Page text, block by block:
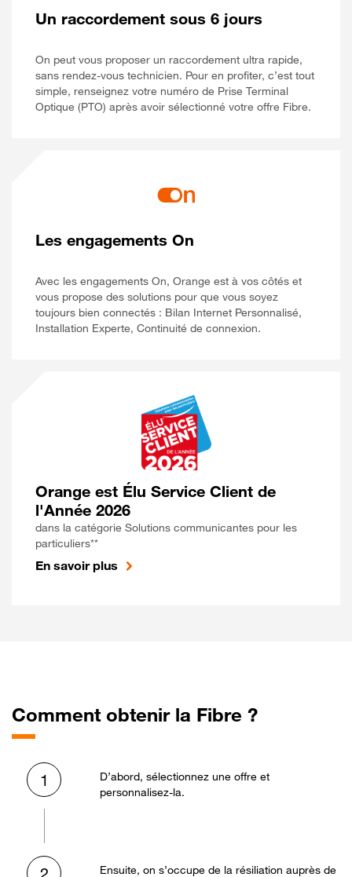
Un raccordement sous 6 jours
On peut vous proposer un raccordement ultra rapide,
sans rendez-vous technicien. Pour en profiter, c’est tout
simple, renseignez votre numéro de Prise Terminal
Optique (PTO) après avoir sélectionné votre offre Fibre.
Les engagements On
Avec les engagements On, Orange est à vos côtés et
vous propose des solutions pour que vous soyez
toujours bien connectés : Bilan Internet Personnalisé,
Installation Experte, Continuité de connexion.
Orange est Élu Service Client de
l'Année 2026
dans la catégorie Solutions communicantes pour les
particuliers**
En savoir plus
Comment obtenir la Fibre ?
1
D’abord, sélectionnez une offre et
personnalisez-la.
Ensuite, on s’occupe de la résiliation auprès de